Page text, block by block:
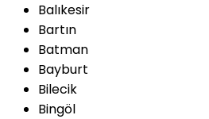
Balıkesir
Bartın
Batman
Bayburt
Bilecik
Bingöl